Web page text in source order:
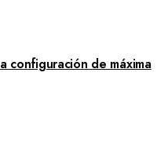
configuración de máxima